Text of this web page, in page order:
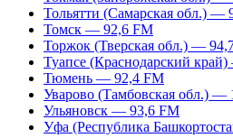
Тольятти (Самарская обл.) —
Томск — 92,6 FM
Торжок (Тверская обл.) —
Туапсе (Краснодарский
Тюмень — 92,4 FM
Уварово (Тамбовская обл.) —
Ульяновск — 93,6 FM
Уфа (Республика